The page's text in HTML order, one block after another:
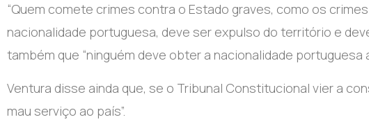
“Quem comete crimes contra o Estado graves, como os
nacionalidade portuguesa, deve ser expulso do território e
também que “ninguém deve obter a nacionalidade
Ventura disse ainda que, se o Tribunal Constitucional vier a
mau serviço ao país”.